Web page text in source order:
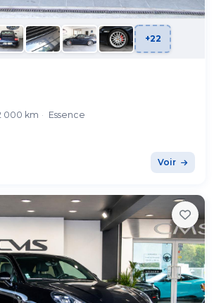
+22
000 km · Essence
Voir